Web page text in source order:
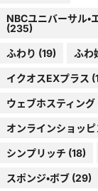
NBCユニバーサル
(235)
ふわり (19) ふわ
イクオスEXプラス
ウェブホスティング
オンラインショッ
シンプリッチ (18)
スポンジ・ボブ(29)